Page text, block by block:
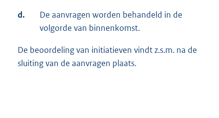
d.
De aanvragen worden behandeld in de
volgorde van binnenkomst.
De beoordeling van initiatieven vindt z.s.m. na de
sluiting van de aanvragen plaats.